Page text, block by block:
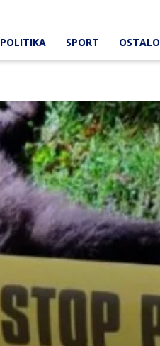
POLITIKA SPORT OSTALO